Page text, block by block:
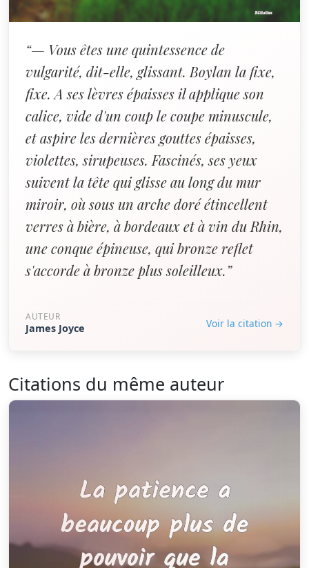
“— Vous êtes une quintessence de
vulgarité, dit-elle, glissant. Boylan la fixe,
fixe. A ses lèvres épaisses il applique son
calice, vide d'un coup le coupe minuscule,
et aspire les dernières gouttes épaisses,
violettes, sirupeuses. Fascinés, ses yeux
suivent la tête qui glisse au long du mur
miroir, où sous un arche doré étincellent
verres à bière, à bordeaux et à vin du Rhin,
une conque épineuse, qui bronze reflet
s'accorde à bronze plus soleilleux.”
AUTEUR
James Joyce Voir la citation →
Citations du même auteur